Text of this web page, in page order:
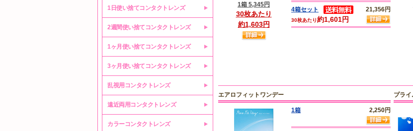
1日使い捨てコンタクトレンズ
2週間使い捨てコンタクトレンズ
1ヶ月使い捨てコンタクトレンズ
3ヶ月使い捨てコンタクトレンズ
乱視用コンタクトレンズ
遠近両用コンタクトレンズ
カラーコンタクトレンズ
1箱 5,345円
30枚あたり
約1,603円
4箱セット 21,356円
30枚あたり約1,601円
エアロフィットワンデー
1箱 2,250円
プライ